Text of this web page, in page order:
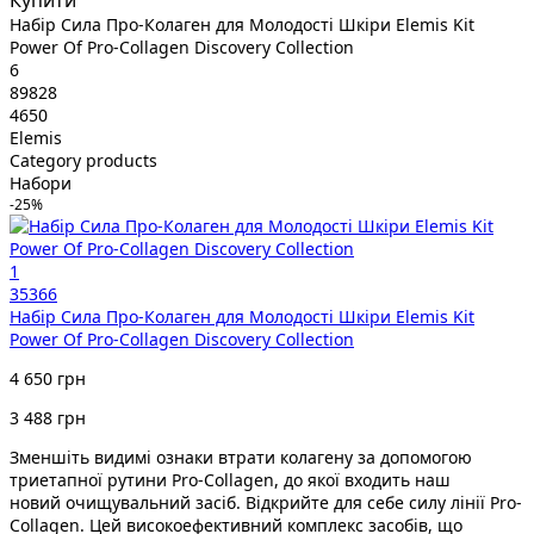
Набір Сила Про-Колаген для Молодості Шкіри Elemis Kit
Power Of Pro-Collagen Discovery Collection
6
89828
4650
Elemis
Category products
Набори
-25%
1
35366
Набір Сила Про-Колаген для Молодості Шкіри Elemis Kit
Power Of Pro-Collagen Discovery Collection
4 650 грн
3 488 грн
Зменшіть видимі ознаки втрати колагену за допомогою
триетапної рутини Pro-Collagen, до якої входить наш
новий очищувальний засіб. Відкрийте для себе силу лінії Pro-
Collagen. Цей високоефективний комплекс засобів, що